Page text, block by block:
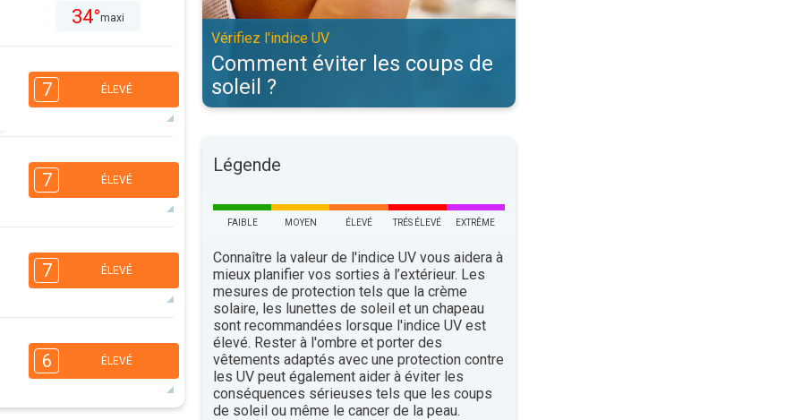
34°maxi
7 ÉLEVÉ
4
16:00
37°maxi
7 ÉLEVÉ
4
16:00
36°maxi
7 ÉLEVÉ
3
16:00
36°maxi
6 ÉLEVÉ
Vérifiez l'indice UV
Comment éviter les coups de
soleil ?
Légende
FAIBLE MOYEN ÉLEVÉ TRÉS ÉLEVÉ EXTRÊME
Connaître la valeur de l'indice UV vous aidera à
mieux planifier vos sorties à l’extérieur. Les
mesures de protection tels que la crème
solaire, les lunettes de soleil et un chapeau
sont recommandées lorsque l'indice UV est
élevé. Rester à l'ombre et porter des
vêtements adaptés avec une protection contre
les UV peut également aider à éviter les
conséquences sérieuses tels que les coups
de soleil ou même le cancer de la peau.